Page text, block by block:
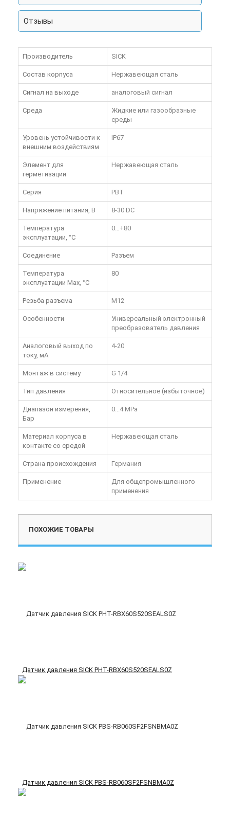
Отзывы
Производитель SICK
Состав корпуса Нержавеющая сталь
Сигнал на выходе аналоговый сигнал
Среда
Жидкие или газообразные
среды
Уровень устойчивости к
внешним воздействиям
IP67
Элемент для
герметизации
Нержавеющая сталь
Серия PBT
Напряжение питания, В 8-30 DC
Температура
эксплуатации, °C
0…+80
Соединение Разъем
Температура
эксплуатации Max, °C
80
Резьба разъема M12
Особенности
Универсальный электронный
преобразователь давления
Аналоговый выход по
току, мА
4-20
Монтаж в систему G 1/4
Тип давления Относительное (избыточное)
Диапазон измерения,
Бар
0...4 MPa
Материал корпуса в
контакте со средой
Нержавеющая сталь
Страна происхождения Германия
Применение
Для общепромышленного
применения
ПОХОЖИЕ ТОВАРЫ
Датчик давления SICK PHT-RBX60S520SEALS0Z
Датчик давления SICK PBS-RB060SF2FSNBMA0Z